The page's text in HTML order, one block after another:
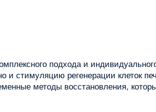
подхода и
и стимуляцию регенерации клеток
методы восстановления,